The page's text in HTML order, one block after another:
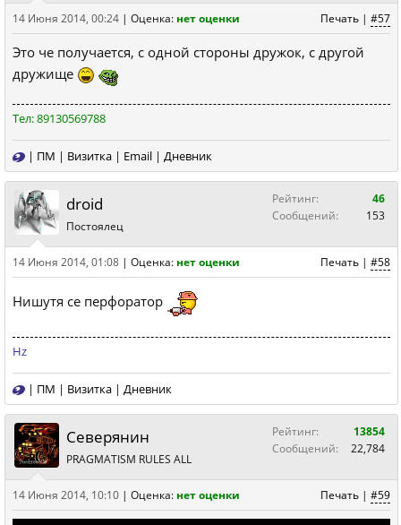
Печать | #57
14 Июня 2014, 00:24 | Оценка: нет оценки
Это че получается, с одной стороны дружок, с другой
дружище
Тел: 89130569788
| ПМ | Визитка | Email | Дневник
droid
Постоялец
Рейтинг:
46
Сообщений:
153
Печать | #58
14 Июня 2014, 01:08 | Оценка: нет оценки
Нишутя се перфоратор
Hz
| ПМ | Визитка | Дневник
Северянин
PRAGMATISM RULES ALL
Рейтинг:
13854
Сообщений:
22,784
Печать | #59
14 Июня 2014, 10:10 | Оценка: нет оценки